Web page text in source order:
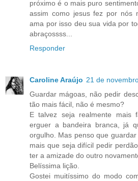
próximo é o mais puro
assim como jesus fez por nós
ama por isso deu sua vida por
abraçossss...
Responder
Caroline Araújo 21 de
Guardar mágoas, não pedir
tão mais fácil, não é mesmo?
E talvez seja realmente
erguer a bandeira branca, já
orgulho. Mas penso que
mais que seja difícil pedir
ter a amizade do outro
Belíssima lição.
Gostei muitíssimo do modo